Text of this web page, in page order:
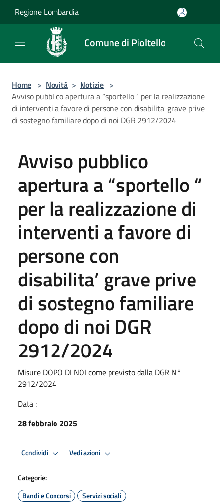
Regione Lombardia
Comune di Pioltello
Home > Novità > Notizie >
Avviso pubblico apertura a “sportello “ per la realizzazione
di interventi a favore di persone con disabilita’ grave prive
di sostegno familiare dopo di noi DGR 2912/2024
Avviso pubblico
apertura a “sportello “
per la realizzazione di
interventi a favore di
persone con
disabilita’ grave prive
di sostegno familiare
dopo di noi DGR
2912/2024
Misure DOPO DI NOI come previsto dalla DGR N°
2912/2024
Data :
28 febbraio 2025
Condividi Vedi azioni
Categorie:
Bandi e Concorsi
Servizi sociali